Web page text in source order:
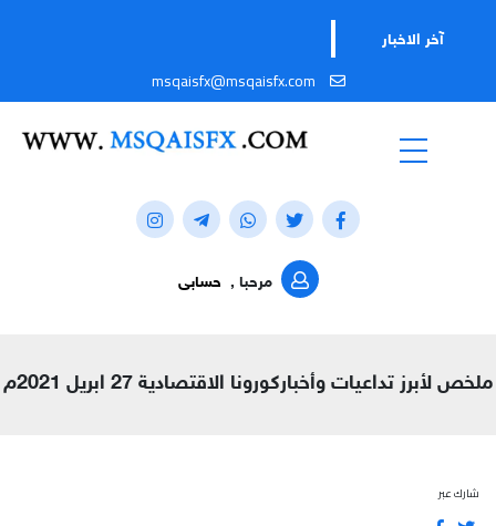
آخر الاخبار
msqaisfx@msqaisfx.com
مرحبا , حسابى
ملخص لأبرز تداعيات وأخباركورونا الاقتصادية 27 ابريل 2021م
شارك عبر